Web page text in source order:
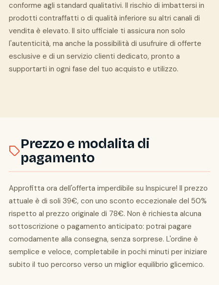
conforme agli standard qualitativi. Il rischio di imbattersi in
prodotti contraffatti o di qualità inferiore su altri canali di
vendita è elevato. Il sito ufficiale ti assicura non solo
l'autenticità, ma anche la possibilità di usufruire di offerte
esclusive e di un servizio clienti dedicato, pronto a
supportarti in ogni fase del tuo acquisto e utilizzo.
Prezzo e modalita di
pagamento
Approfitta ora dell'offerta imperdibile su Inspicure! Il prezzo
attuale è di soli 39€, con uno sconto eccezionale del 50%
rispetto al prezzo originale di 78€. Non è richiesta alcuna
sottoscrizione o pagamento anticipato: potrai pagare
comodamente alla consegna, senza sorprese. L'ordine è
semplice e veloce, completabile in pochi minuti per iniziare
subito il tuo percorso verso un miglior equilibrio glicemico.